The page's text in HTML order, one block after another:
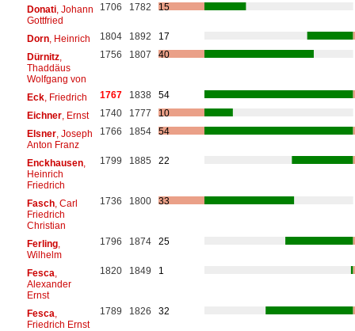
Donati, Johann
Gottfried
1706 1782 15
Dorn, Heinrich 1804 1892
17
Dürnitz,
Thaddäus
Wolfgang von
1756 1807 40
Eck, Friedrich 1767 1838
54
Eichner, Ernst 1740 1777
10
Elsner, Joseph
Anton Franz
1766 1854 54
Enckhausen,
Heinrich
Friedrich
1799 1885 22
Fasch, Carl
Friedrich
Christian
1736 1800 33
Ferling,
Wilhelm
1796 1874 25
Fesca
Alexander
Ernst
1820 1849 1
Fesca
Friedrich Ernst
1789 1826 32